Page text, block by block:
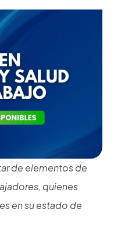
de elementos de
quienes
en su estado de